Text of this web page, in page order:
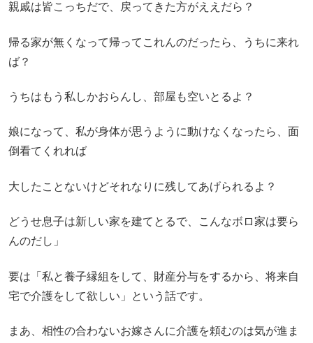
親戚は皆こっちだで、戻ってきた方がええだら？
帰る家が無くなって帰ってこれんのだったら、うちに来れ
ば？
うちはもう私しかおらんし、部屋も空いとるよ？
娘になって、私が身体が思うように動けなくなったら、面
倒看てくれれば
大したことないけどそれなりに残してあげられるよ？
どうせ息子は新しい家を建てとるで、こんなボロ家は要ら
んのだし」
要は「私と養子縁組をして、財産分与をするから、将来自
宅で介護をして欲しい」という話です。
まあ、相性の合わないお嫁さんに介護を頼むのは気が進ま